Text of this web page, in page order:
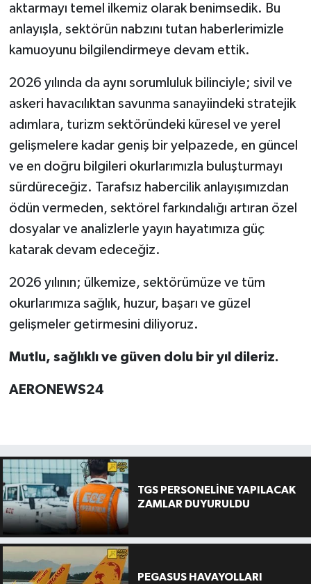
aktarmayı temel ilkemiz olarak benimsedik. Bu
anlayışla, sektörün nabzını tutan haberlerimizle
kamuoyunu bilgilendirmeye devam ettik.
2026 yılında da aynı sorumluluk bilinciyle; sivil ve
askeri havacılıktan savunma sanayiindeki stratejik
adımlara, turizm sektöründeki küresel ve yerel
gelişmelere kadar geniş bir yelpazede, en güncel
ve en doğru bilgileri okurlarımızla buluşturmayı
sürdüreceğiz. Tarafsız habercilik anlayışımızdan
ödün vermeden, sektörel farkındalığı artıran özel
dosyalar ve analizlerle yayın hayatımıza güç
katarak devam edeceğiz.
2026 yılının; ülkemize, sektörümüze ve tüm
okurlarımıza sağlık, huzur, başarı ve güzel
gelişmeler getirmesini diliyoruz.
Mutlu, sağlıklı ve güven dolu bir yıl dileriz.
AERONEWS24
TGS PERSONELİNE YAPILACAK
ZAMLAR DUYURULDU
PEGASUS HAVAYOLLARI